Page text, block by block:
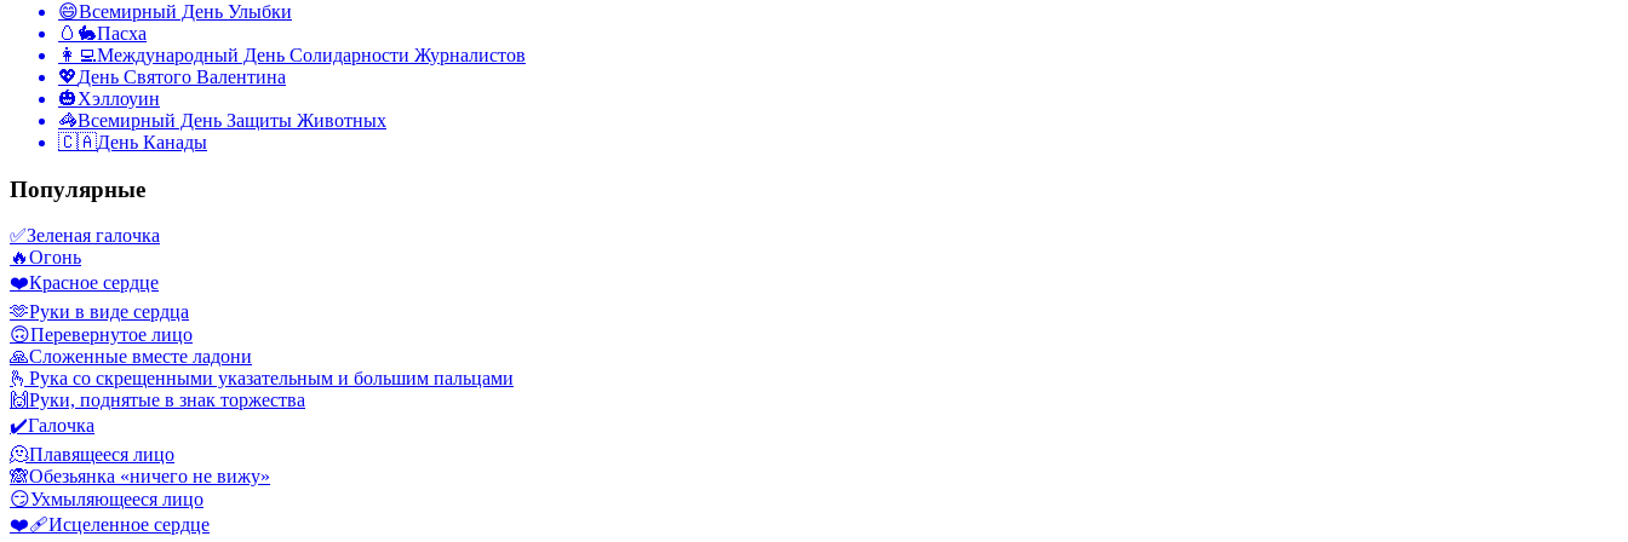
😄Всемирный День Улыбки
🥚🐇Пасха
👩‍💻Международный День Солидарности Журналистов
💖День Святого Валентина
🎃Хэллоуин
🦓Всемирный День Защиты Животных
🇨🇦День Канады
Популярные
✅Зеленая галочка
🔥Огонь
❤️Красное сердце
🫶Руки в виде сердца
🙃Перевернутое лицо
🙏Сложенные вместе ладони
🫰 Рука со скрещенными указательным и большим пальцами
🙌Руки, поднятые в знак торжества
✔️Галочка
🫠Плавящееся лицо
🙈Обезьянка «ничего не вижу»
😏Ухмыляющееся лицо
❤️‍🩹Исцеленное сердце